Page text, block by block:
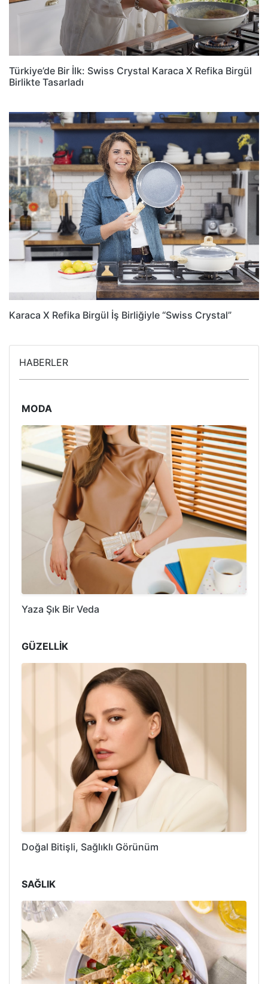
Türkiye’de Bir İlk: Swiss Crystal Karaca X Refika Birgül
Birlikte Tasarladı
Karaca X Refika Birgül İş Birliğiyle “Swiss Crystal”
HABERLER
MODA
Yaza Şık Bir Veda
GÜZELLİK
Doğal Bitişli, Sağlıklı Görünüm
SAĞLIK